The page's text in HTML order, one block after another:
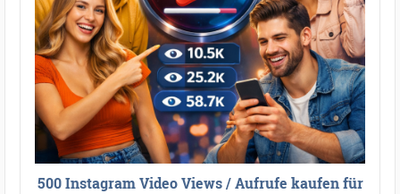
500 Instagram Video Views / Aufrufe kaufen für